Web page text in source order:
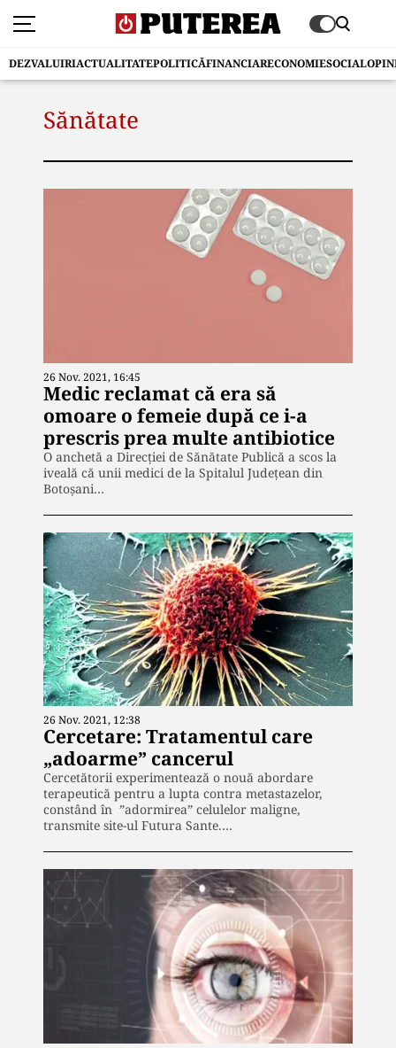
DEZVALUIRIACTUALITATEPOLITICĂFINANCIARECONOMIESOCIAL
Sănătate
26 Nov. 2021, 16:45
Medic reclamat că era să
omoare o femeie după ce i-a
prescris prea multe antibiotice
O anchetă a Direcției de Sănătate Publică a scos la
iveală că unii medici de la Spitalul Județean din
Botoșani…
26 Nov. 2021, 12:38
Cercetare: Tratamentul care
„adoarme” cancerul
Cercetătorii experimentează o nouă abordare
terapeutică pentru a lupta contra metastazelor,
constând în ”adormirea” celulelor maligne,
transmite site-ul Futura Sante.…